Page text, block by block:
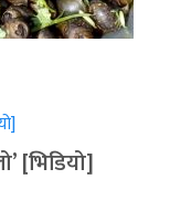
[भिडियो]